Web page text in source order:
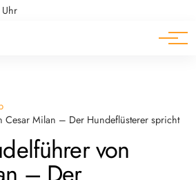
Cesar Milan – Der Hundeflüsterer spricht
von